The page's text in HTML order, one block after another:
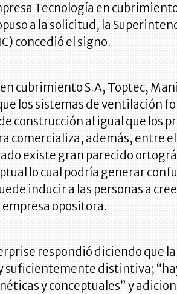
Tecnología en
a la solicitud, la
concedió el signo.
cubrimiento S.A, Toptec,
los sistemas de ventilación
construcción al igual que los
comercializa, además, entre
existe gran parecido
lo cual podría generar
inducir a las personas a
opositora.
respondió diciendo que
suficientemente distintiva;
y conceptuales” y